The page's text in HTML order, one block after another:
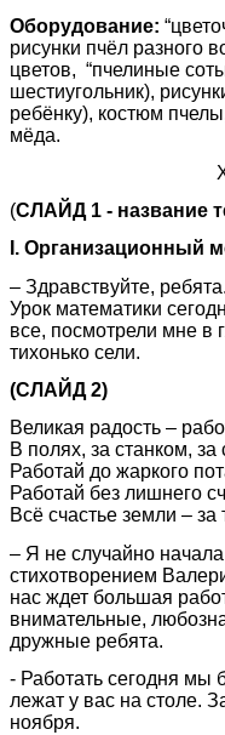
Оборудование:
рисунки пчёл разного
цветов, “пчелиные
шестиугольник),
ребёнку), костюм
мёда.
(СЛАЙД 1 - название
I. Организационный
– Здравствуйте,
Урок математики
все, посмотрели мне в
тихонько сели.
(СЛАЙД 2)
Великая радость –
В полях, за станком, за
Работай до жаркого
Работай без лишнего
Всё счастье земли – за
– Я не случайно
стихотворением
нас ждет большая
внимательные,
дружные ребята.
- Работать сегодня мы
лежат у вас на столе.
ноября.